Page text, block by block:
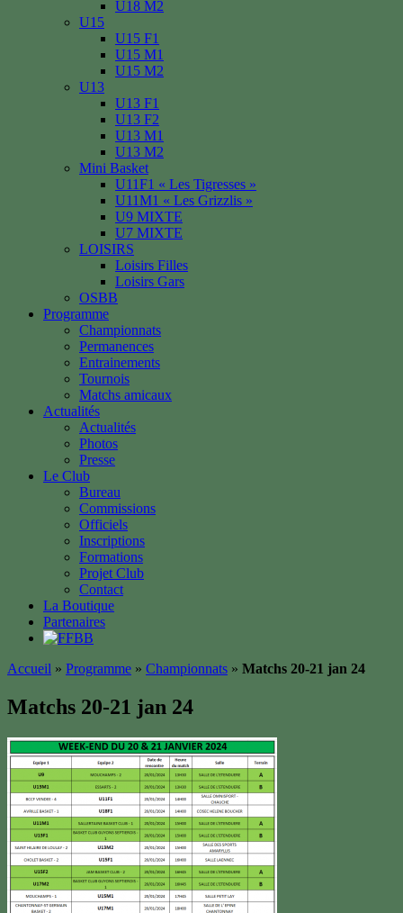
U18 M2
U15
U15 F1
U15 M1
U15 M2
U13
U13 F1
U13 F2
U13 M1
U13 M2
Mini Basket
U11F1 « Les Tigresses »
U11M1 « Les Grizzlis »
U9 MIXTE
U7 MIXTE
LOISIRS
Loisirs Filles
Loisirs Gars
OSBB
Programme
Championnats
Permanences
Entrainements
Tournois
Matchs amicaux
Actualités
Actualités
Photos
Presse
Le Club
Bureau
Commissions
Officiels
Inscriptions
Formations
Projet Club
Contact
La Boutique
Partenaires
Accueil » Programme » Championnats » Matchs 20-21 jan 24
Matchs 20-21 jan 24